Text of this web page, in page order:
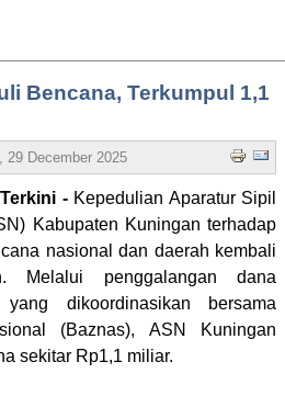
Bencana, Terkumpul 1,1
29 December 2025 10:44 Written by
-Kepedulian Aparatur Sipil
Kabupaten Kuningan terhadap
nasional dan daerah kembali
Melalui penggalangan dana
yang dikoordinasikan bersama
(Baznas), ASN Kuningan
sekitar Rp1,1 miliar.